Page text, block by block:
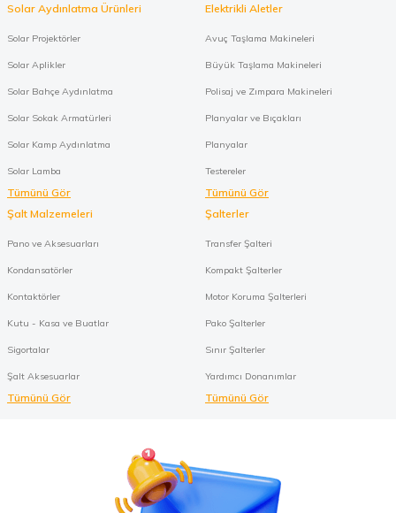
Solar Aydınlatma Ürünleri
Solar Projektörler
Solar Aplikler
Solar Bahçe Aydınlatma
Solar Sokak Armatürleri
Solar Kamp Aydınlatma
Solar Lamba
Tümünü Gör
Elektrikli Aletler
Avuç Taşlama Makineleri
Büyük Taşlama Makineleri
Polisaj ve Zımpara Makineleri
Planyalar ve Bıçakları
Planyalar
Testereler
Tümünü Gör
Şalt Malzemeleri
Pano ve Aksesuarları
Kondansatörler
Kontaktörler
Kutu - Kasa ve Buatlar
Sigortalar
Şalt Aksesuarlar
Tümünü Gör
Şalterler
Transfer Şalteri
Kompakt Şalterler
Motor Koruma Şalterleri
Pako Şalterler
Sınır Şalterler
Yardımcı Donanımlar
Tümünü Gör